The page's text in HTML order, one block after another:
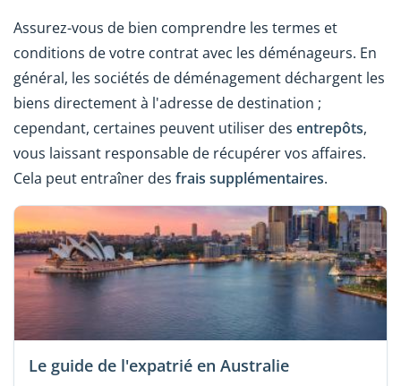
Assurez-vous de bien comprendre les termes et
conditions de votre contrat avec les déménageurs. En
général, les sociétés de déménagement déchargent les
biens directement à l'adresse de destination ;
cependant, certaines peuvent utiliser des entrepôts,
vous laissant responsable de récupérer vos affaires.
Cela peut entraîner des frais supplémentaires.
Le guide de l'expatrié en Australie